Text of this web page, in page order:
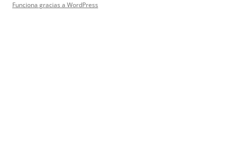
Funciona gracias a WordPress